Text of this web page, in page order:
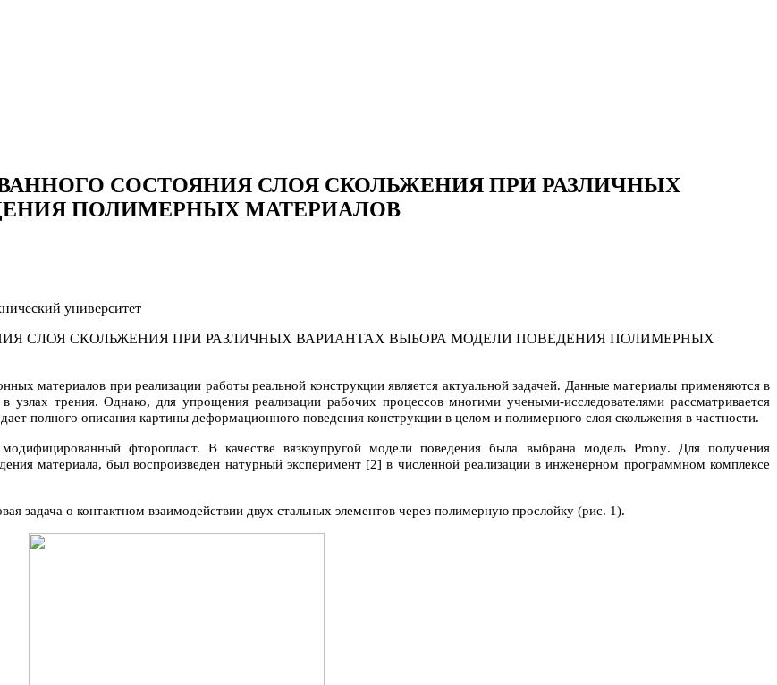
СОСТОЯНИЯ СЛОЯ СКОЛЬЖЕНИЯ ПРИ РАЗЛИЧНЫХ
ПОЛИМЕРНЫХ МАТЕРИАЛОВ
университет
материалов при реализации работы реальной конструкции является актуальной задачей. Данные материалы применяются в
трения. Однако, для упрощения реализации рабочих процессов многими учеными-исследователями рассматривается
полного описания картины деформационного поведения конструкции в целом и полимерного слоя скольжения в частности.
фторопласт. В качестве вязкоупругой модели поведения была выбрана модель Prony. Для получения
материала, был воспроизведен натурный эксперимент [2] в численной реализации в инженерном программном комплексе
задача о контактном взаимодействии двух стальных элементов через полимерную прослойку (рис. 1).